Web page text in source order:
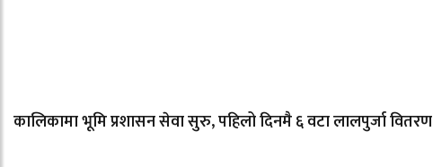
कालिकामा भूमि प्रशासन सेवा सुरु, पहिलो दिनमै ६ वटा लालपुर्जा वितरण